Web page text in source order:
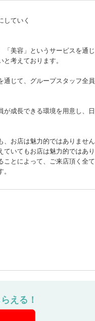
していく
美容」というサービスを通
考えております。
通じて、グループスタッフ全
成長できる環境を用意し、
お店は魅力的ではありませ
いてもお店は魅力的ではあ
ことによって、ご来店頂く全
える！